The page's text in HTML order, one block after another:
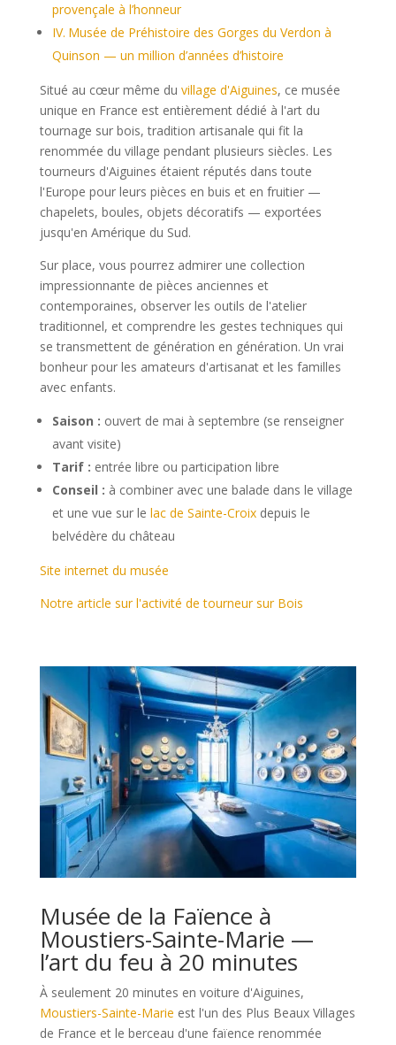
provençale à l’honneur
Musée de Préhistoire des Gorges du Verdon à
Quinson — un million d’années d’histoire
Situé au cœur même du village d'Aiguines, ce musée
unique en France est entièrement dédié à l'art du
tournage sur bois, tradition artisanale qui fit la
renommée du village pendant plusieurs siècles. Les
tourneurs d'Aiguines étaient réputés dans toute
l'Europe pour leurs pièces en buis et en fruitier —
chapelets, boules, objets décoratifs — exportées
jusqu'en Amérique du Sud.
Sur place, vous pourrez admirer une collection
impressionnante de pièces anciennes et
contemporaines, observer les outils de l'atelier
traditionnel, et comprendre les gestes techniques qui
se transmettent de génération en génération. Un vrai
bonheur pour les amateurs d'artisanat et les familles
avec enfants.
Saison : ouvert de mai à septembre (se renseigner
avant visite)
Tarif : entrée libre ou participation libre
Conseil : à combiner avec une balade dans le village
et une vue sur le lac de Sainte-Croixdepuis le
belvédère du château
Site internet du musée
Notre article sur l'activité de tourneur sur Bois
Musée de la Faïence à
Moustiers-Sainte-Marie —
l’art du feu à 20 minutes
À seulement 20 minutes en voiture d'Aiguines,
Moustiers-Sainte-Marie est l'un des Plus Beaux Villages
de France et le berceau d'une faïence renommée